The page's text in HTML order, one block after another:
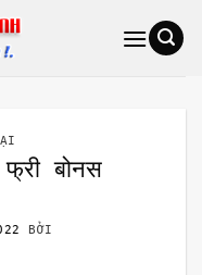
बोनस
BỞI